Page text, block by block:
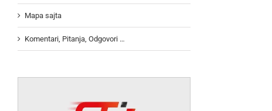
Mapa sajta
Komentari, Pitanja, Odgovori …